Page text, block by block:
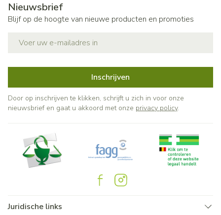
Nieuwsbrief
Blijf op de hoogte van nieuwe producten en promoties
Inschrijven
Door op inschrijven te klikken, schrijft u zich in voor onze
nieuwsbrief en gaat u akkoord met onze privacy policy.
Juridische links